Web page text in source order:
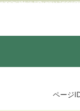
ページ